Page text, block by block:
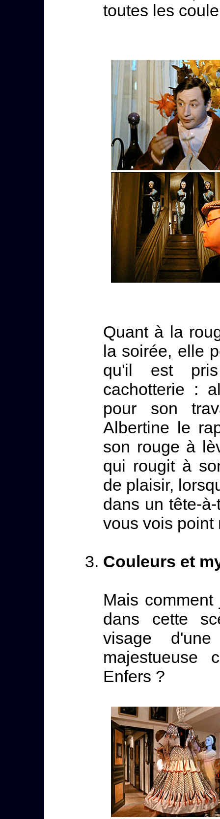
toutes les
Quant à la
la soirée, elle
qu'il est
cachotterie :
pour son
Albertine le
son rouge à
qui rougit à
de plaisir,
dans un tête-
vous vois point
Couleurs et
Mais
dans cette
visage
majestueuse
Enfers ?